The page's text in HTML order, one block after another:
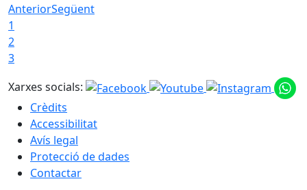
AnteriorSegüent
1
2
3
Xarxes socials:
Crèdits
Accessibilitat
Avís legal
Protecció de dades
Contactar